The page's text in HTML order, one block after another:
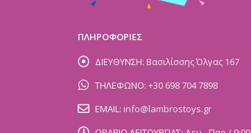
ΠΛΗΡΟΦΟΡΙΕΣ
ΔΙΕΥΘΥΝΣΗ: Βασιλίσσης Όλγας 167
ΤΗΛΕΦΩΝΟ: +30 698 704 7898
EMAIL: info@lambrostoys.gr